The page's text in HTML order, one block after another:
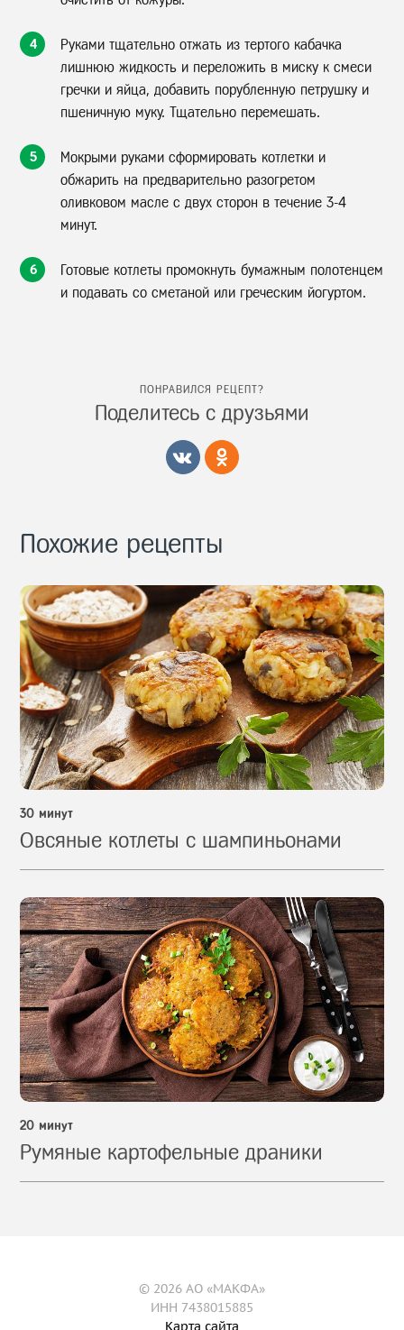
4
Руками тщательно отжать из тертого кабачка
лишнюю жидкость и переложить в миску к смеси
гречки и яйца, добавить порубленную петрушку и
пшеничную муку. Тщательно перемешать.
5
Мокрыми руками сформировать котлетки и
обжарить на предварительно разогретом
оливковом масле с двух сторон в течение 3-4
минут.
6
Готовые котлеты промокнуть бумажным полотенцем
и подавать со сметаной или греческим йогуртом.
ПОНРАВИЛСЯ РЕЦЕПТ?
Поделитесь с друзьями
Похожие рецепты
30 минут
Овсяные котлеты с шампиньонами
20 минут
Румяные картофельные драники
© 2026 АО «МАКФА»
ИНН 7438015885
Карта сайта